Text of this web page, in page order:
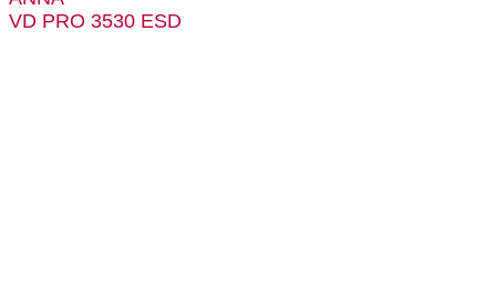
VD PRO 3530 ESD